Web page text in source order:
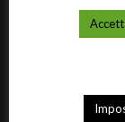
Arco
41036
Tel.
Fax 0535